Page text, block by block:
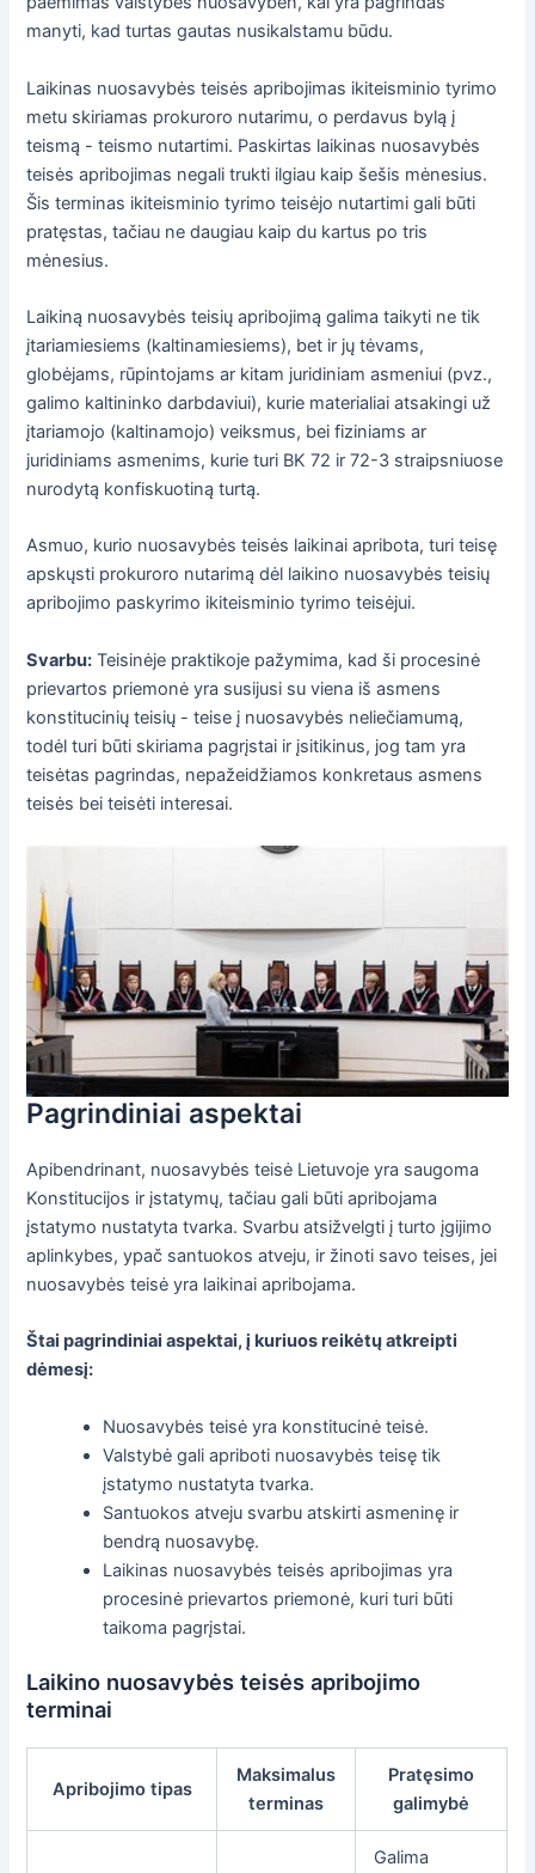
manyti, kad turtas gautas nusikalstamu būdu.
Laikinas nuosavybės teisės apribojimas ikiteisminio tyrimo
metu skiriamas prokuroro nutarimu, o perdavus bylą į
teismą - teismo nutartimi. Paskirtas laikinas nuosavybės
teisės apribojimas negali trukti ilgiau kaip šešis mėnesius.
Šis terminas ikiteisminio tyrimo teisėjo nutartimi gali būti
pratęstas, tačiau ne daugiau kaip du kartus po tris
mėnesius.
Laikiną nuosavybės teisių apribojimą galima taikyti ne tik
įtariamiesiems (kaltinamiesiems), bet ir jų tėvams,
globėjams, rūpintojams ar kitam juridiniam asmeniui (pvz.,
galimo kaltininko darbdaviui), kurie materialiai atsakingi už
įtariamojo (kaltinamojo) veiksmus, bei fiziniams ar
juridiniams asmenims, kurie turi BK 72 ir 72-3 straipsniuose
nurodytą konfiskuotiną turtą.
Asmuo, kurio nuosavybės teisės laikinai apribota, turi teisę
apskųsti prokuroro nutarimą dėl laikino nuosavybės teisių
apribojimo paskyrimo ikiteisminio tyrimo teisėjui.
Svarbu: Teisinėje praktikoje pažymima, kad ši procesinė
prievartos priemonė yra susijusi su viena iš asmens
konstitucinių teisių - teise į nuosavybės neliečiamumą,
todėl turi būti skiriama pagrįstai ir įsitikinus, jog tam yra
teisėtas pagrindas, nepažeidžiamos konkretaus asmens
teisės bei teisėti interesai.
Pagrindiniai aspektai
Apibendrinant, nuosavybės teisė Lietuvoje yra saugoma
Konstitucijos ir įstatymų, tačiau gali būti apribojama
įstatymo nustatyta tvarka. Svarbu atsižvelgti į turto įgijimo
aplinkybes, ypač santuokos atveju, ir žinoti savo teises, jei
nuosavybės teisė yra laikinai apribojama.
Štai pagrindiniai aspektai, į kuriuos reikėtų atkreipti
dėmesį:
Nuosavybės teisė yra konstitucinė teisė.
Valstybė gali apriboti nuosavybės teisę tik
įstatymo nustatyta tvarka.
Santuokos atveju svarbu atskirti asmeninę ir
bendrą nuosavybę.
Laikinas nuosavybės teisės apribojimas yra
procesinė prievartos priemonė, kuri turi būti
taikoma pagrįstai.
Laikino nuosavybės teisės apribojimo
terminai
Apribojimo tipas
Maksimalus
terminas
Pratęsimo
galimybė
Galima